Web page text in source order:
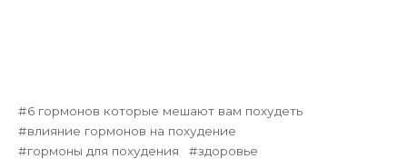
6 гормонов которые мешают вам похудеть
влияние гормонов на похудение
гормоны для похудения
здоровье